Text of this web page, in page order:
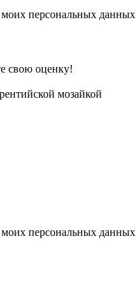
моих персональных данных
свою оценку!
мозайкой
моих персональных данных